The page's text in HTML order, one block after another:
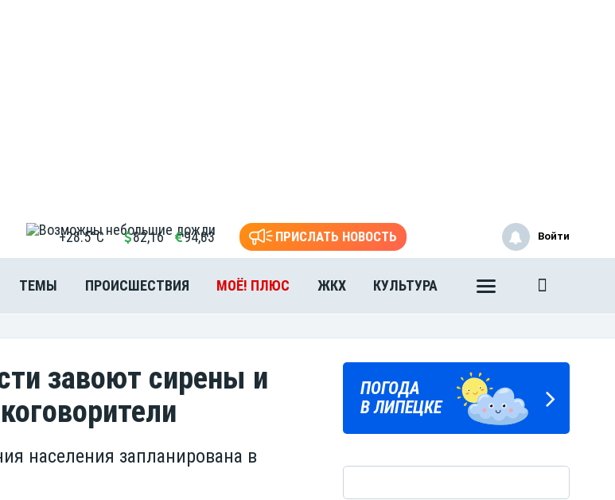
+28.5°C 82,16 94,83 ПРИСЛАТЬ НОВОСТЬ
ТЕМЫ ПРОИСШЕСТВИЯ МОЁ! ПЛЮС ЖКХ КУЛЬТУРА
Войти
завоют сирены и
населения запланирована в
ПОГОДА
В ЛИПЕЦКЕ
ГОРОСКОП
НА КАЖДЫЙ ДЕНЬ
ЛИПЕЦКИЕ
РЕАЛИИ
Новости Липецка и области